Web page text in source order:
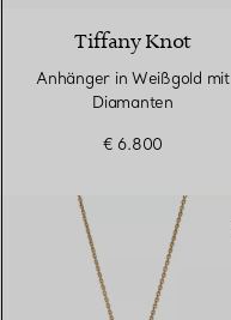
Tiffany Knot
Anhänger in Weißgold mit
Diamanten
€ 6.800